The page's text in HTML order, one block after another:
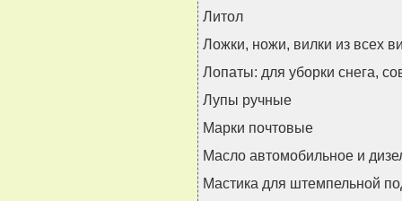
Литол
Ложки, ножи, вилки из всех
Лопаты: для уборки снега,
Лупы ручные
Марки почтовые
Масло автомобильное и
Мастика для штемпельной